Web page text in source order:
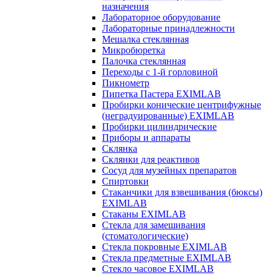
назначения
Лабораторное оборудование
Лабораторные принадлежности
Мешалка стеклянная
Микробюретка
Палочка стеклянная
Переходы с 1-й горловиной
Пикнометр
Пипетка Пастера EXIMLAB
Пробирки конические центрифужные
(неградуированные) EXIMLAB
Пробирки цилиндрические
Приборы и аппараты
Склянка
Склянки для реактивов
Сосуд для музейных препаратов
Спиртовки
Стаканчики для взвешивания (бюксы)
EXIMLAB
Стаканы EXIMLAB
Стекла для замешивания
(стоматологические)
Стекла покровные EXIMLAB
Стекла предметные EXIMLAB
Стекло часовое EXIMLAB